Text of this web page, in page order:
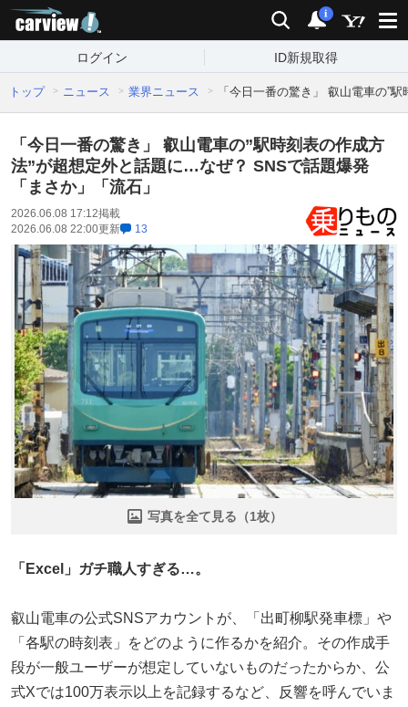
検索 通知
i
ログイン ID新規取得
トップ ニュース 業界ニュース 「今日一番の驚き」 叡山電車の”
「今日一番の驚き」 叡山電車の”駅時刻表の作成方
法”が超想定外と話題に…なぜ？ SNSで話題爆発
「まさか」「流石」
2026.06.08 17:12掲載
2026.06.08 22:00更新 13
写真を全て見る（1枚）
「Excel」ガチ職人すぎる…。
叡山電車の公式SNSアカウントが、「出町柳駅発車標」や
「各駅の時刻表」をどのように作るかを紹介。その作成手
段が一般ユーザーが想定していないものだったからか、公
式Xでは100万表示以上を記録するなど、反響を呼んでいま